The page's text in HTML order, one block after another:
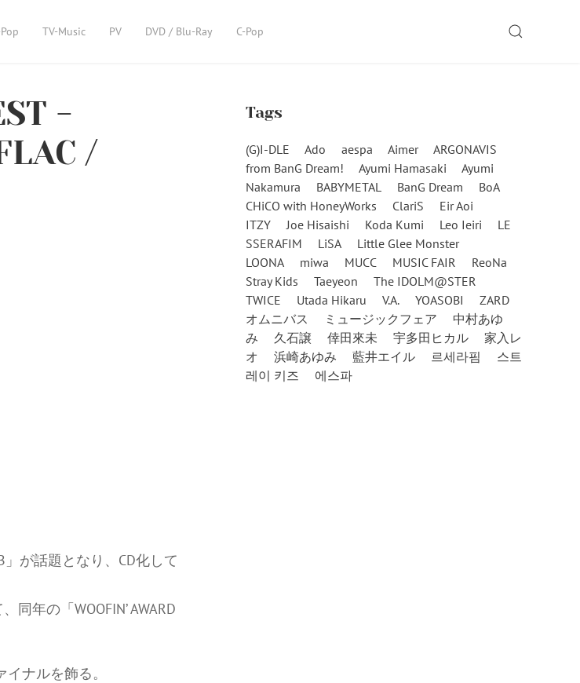
TV-Music PV DVD / Blu-Ray C-Pop SEARCH
-
/
」が話題となり、CD化して
年の「WOOFIN’ AWARD
ナルを飾る。
Tags
(G)I-DLE Ado aespa Aimer
ARGONAVIS
from BanG Dream!
Ayumi Hamasaki
Ayumi
Nakamura
BABYMETAL BanG Dream
BoA
CHiCO with HoneyWorks
ClariS
Eir Aoi
ITZY
Joe Hisaishi Koda Kumi Leo Ieiri
LE
SSERAFIM
LiSA
Little Glee Monster
LOONA
miwa MUCC MUSIC FAIR
ReoNa
Stray Kids
Taeyeon
The IDOLM@STER
TWICE
Utada Hikaru V.A. YOASOBI
ZARD
オムニバス
ミュージックフェア
中村あゆ
み
久石譲 倖田來未 宇多田ヒカル
家入レ
オ
浜崎あゆみ 藍井エイル 르세라핌
스트
레이 키즈
에스파